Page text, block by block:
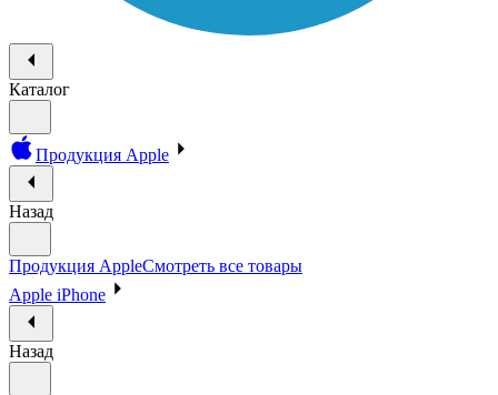
Каталог
Продукция Apple
Назад
Продукция AppleСмотреть все товары
Apple iPhone
Назад